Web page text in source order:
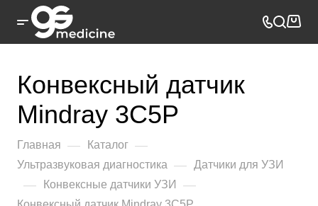
Конвексный датчик
Mindray 3C5P
Главная — Каталог —
Ультразвуковая диагностика — Датчики для УЗИ
— Конвексные датчики УЗИ —